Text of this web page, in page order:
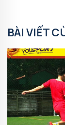
BÀI VIẾT